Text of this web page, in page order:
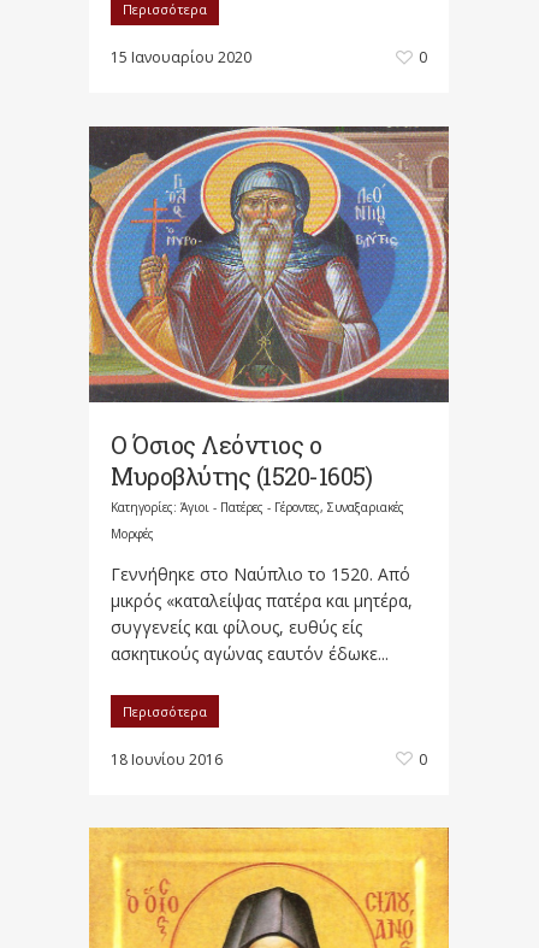
Περισσότερα
15 Ιανουαρίου 2020 0
Ο Όσιος Λεόντιος ο
Μυροβλύτης (1520-1605)
Κατηγορίες: Άγιοι - Πατέρες - Γέροντες, Συναξαριακές
Μορφές
Γεννήθηκε στο Ναύπλιο το 1520. Από
μικρός «καταλείψας πατέρα και μητέρα,
συγγενείς και φίλους, ευθύς είς
ασκητικούς αγώνας εαυτόν έδωκε...
Περισσότερα
18 Ιουνίου 2016 0